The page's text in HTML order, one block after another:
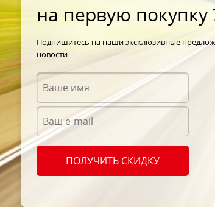
330 185/65 R14 86T
86T
на первую покупку
Подпишитесь на наши эксклюзивные
новости
ПОЛУЧИТЬ СКИДКУ